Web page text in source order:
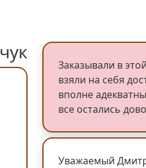
Заказывали в
взяли на себя
вполне
все остались
Уважаемый